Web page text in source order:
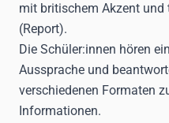
mit britischem Akzent
(Report).
Die Schüler:innen hören
Aussprache und
verschiedenen Formaten
Informationen.